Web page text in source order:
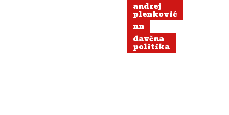
andrej
plenković
nn
davčna
politika